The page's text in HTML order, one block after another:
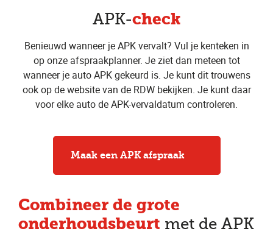
APK-check
Benieuwd wanneer je APK vervalt? Vul je kenteken in
op onze afspraakplanner. Je ziet dan meteen tot
wanneer je auto APK gekeurd is. Je kunt dit trouwens
ook op de website van de RDW bekijken. Je kunt daar
voor elke auto de APK-vervaldatum controleren.
Maak een APK afspraak
Combineer de grote
onderhoudsbeurt met de APK